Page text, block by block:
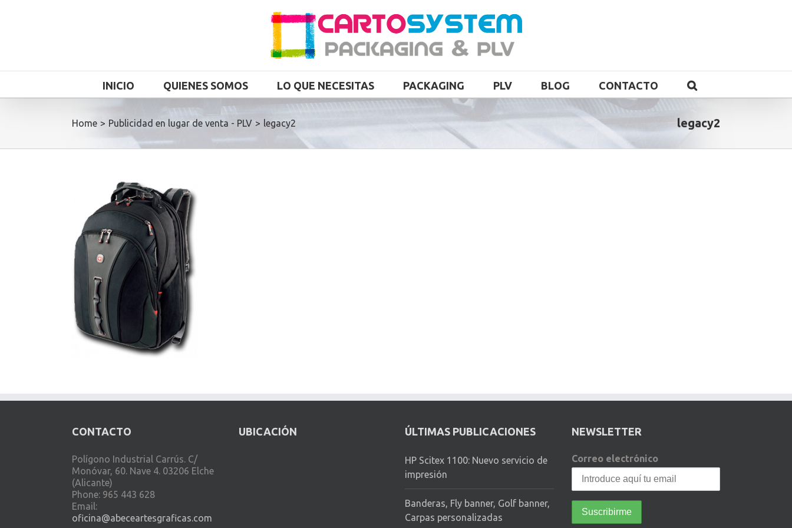
INICIO QUIENES SOMOS LO QUE NECESITAS PACKAGING PLV BLOG CONTACTO
legacy2
Home > Publicidad en lugar de venta - PLV > legacy2
CONTACTO
Polígono Industrial Carrús. C/
Monóvar, 60. Nave 4. 03206 Elche
(Alicante)
Phone: 965 443 628
Email:
oficina@abeceartesgraficas.com
UBICACIÓN ÚLTIMAS PUBLICACIONES
HP Scitex 1100: Nuevo servicio de
impresión
Banderas, Fly banner, Golf banner,
Carpas personalizadas
NEWSLETTER
Correo electrónico